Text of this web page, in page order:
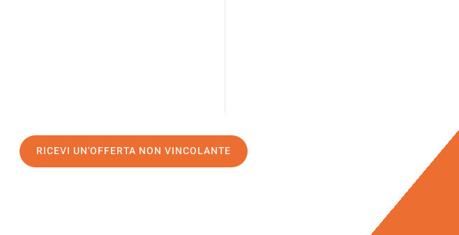
RICEVI UN'OFFERTA NON VINCOLANTE